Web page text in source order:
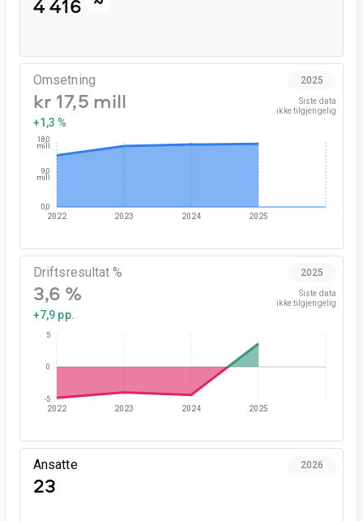
4 416
Omsetning
kr 17,5 mill
+1,3 %
2025
Siste data
ikke tilgjengelig
2022 2023 2024 2025
0,0
9,0
mill
18,0
mill
Driftsresultat %
3,6 %
+7,9 pp.
2025
Siste data
ikke tilgjengelig
2022 2023 2024 2025
-5
0
5
Ansatte
23
2026